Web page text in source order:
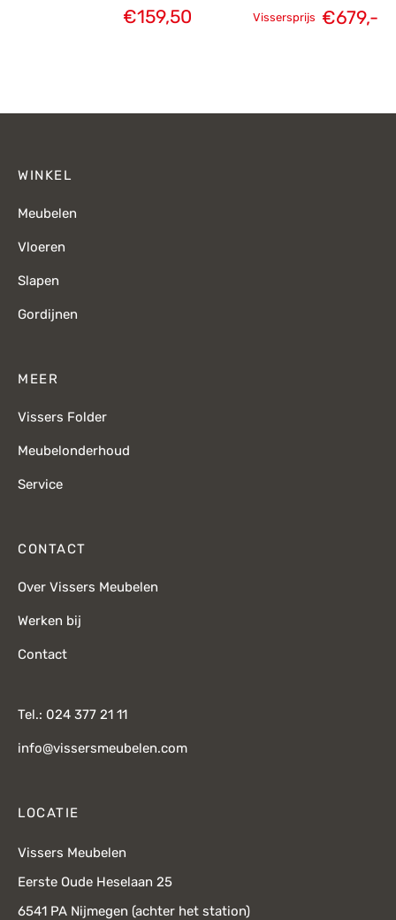
€159,50 Vissersprijs €679,-
WINKEL
Meubelen
Vloeren
Slapen
Gordijnen
MEER
Vissers Folder
Meubelonderhoud
Service
CONTACT
Over Vissers Meubelen
Werken bij
Contact
Tel.: 024 377 21 11
info@vissersmeubelen.com
LOCATIE
Vissers Meubelen
Eerste Oude Heselaan 25
6541 PA Nijmegen (achter het station)